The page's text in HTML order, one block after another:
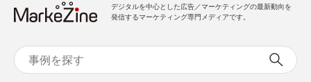
デジタルを中心とした広告／マーケティングの最新動向を
発信するマーケティング専門メディアです。